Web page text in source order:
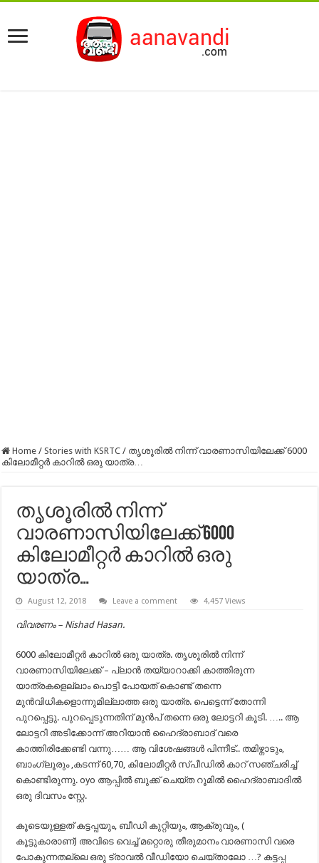
Home / Stories with KSRTC / തൃശൂരിൽ നിന്ന് വാരണാസിയിലേക്ക് 6000
കിലോമീറ്റർ കാറിൽ ഒരു യാത്ര…
തൃശൂരിൽ നിന്ന്
വാരണാസിയിലേക്ക് 6000
കിലോമീറ്റർ കാറിൽ ഒരു
യാത്ര…
August 12, 2018 Leave a comment 4,457 Views
വിവരണം – Nishad Hasan.
6000 കിലോമീറ്റർ കാറിൽ ഒരു യാത്ര. തൃശൂരിൽ നിന്ന്
വാരണാസിയിലേക്ക് – പ്ലാൻ തയ്യാറാക്കി കാത്തിരുന്ന
യാത്രകളെല്ലാം പൊട്ടി പോയത് കൊണ്ട് തന്നെ
മുൻവിധികളൊന്നുമില്ലാത്ത ഒരു യാത്ര. പെട്ടെന്ന് തോന്നി
പുറപ്പെട്ടു. പുറപ്പെടുന്നതിന് മുൻപ് തന്നെ ഒരു ലോട്ടറി കൂടി. ….. ആ
ലോട്ടറി അടിക്കോന്ന് അറിയാൻ ഹൈദ്രാബാദ് വരെ
കാത്തിരിക്കേണ്ടി വന്നു…… ആ വിശേഷങ്ങൾ പിന്നീട്.. തമിഴ്നാടും,
ബാംഗ്ലൂരും ,കടന്ന് 60,70, കിലോമീറ്റർ സ്പീഡിൽ കാറ് സഞ്ചരിച്ച്
കൊണ്ടിരുന്നു. oyo ആപ്പിൽ ബുക്ക് ചെയ്ത റൂമിൽ ഹൈദ്രാബാദിൽ
ഒരു ദിവസം സ്റ്റേ.
കൂടെയുള്ളത് കട്ടപ്പയും, ബീഡി കുറ്റിയും, ആക്രുവും, (
കൂട്ടുകാരാണ്) അവിടെ വെച്ച് മറ്റൊരു തീരുമാനം വാരണാസി വരെ
പോകുന്നതല്ലെ ഒരു ട്രാവൽ വീഡിയോ ചെയ്താലോ …? കട്ടപ്പ